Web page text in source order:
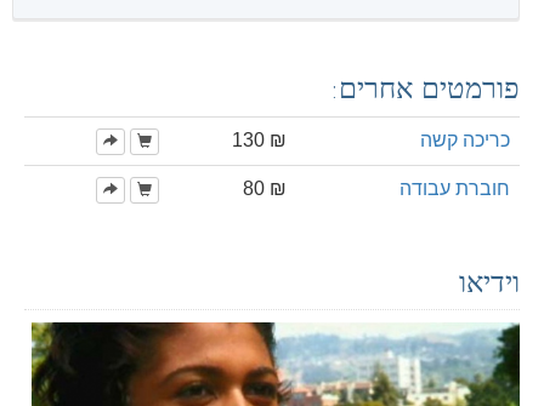
פורמטים אחרים:
כריכה קשה ₪ 130
חוברת עבודה ₪ 80
וידיאו